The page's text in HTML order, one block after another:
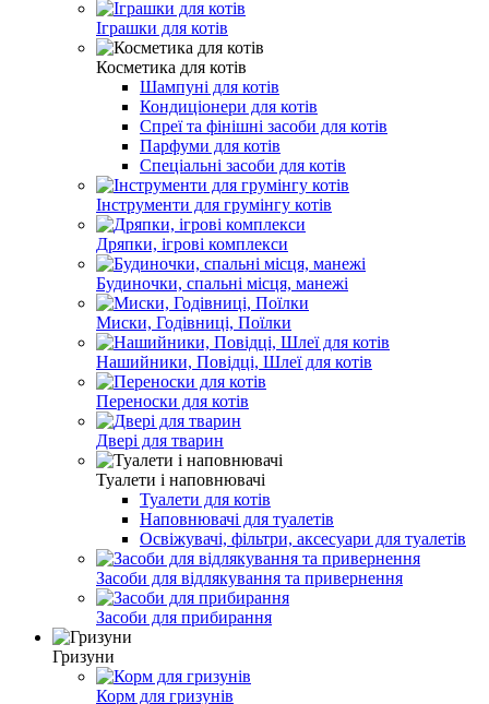
Іграшки для котів
Косметика для котів
Шампуні для котів
Кондиціонери для котів
Спреї та фінішні засоби для котів
Парфуми для котів
Спеціальні засоби для котів
Інструменти для грумінгу котів
Дряпки, ігрові комплекси
Будиночки, спальні місця, манежі
Миски, Годівниці, Поїлки
Нашийники, Повідці, Шлеї для котів
Переноски для котів
Двері для тварин
Туалети і наповнювачі
Туалети для котів
Наповнювачі для туалетів
Освіжувачі, фільтри, аксесуари для туалетів
Засоби для відлякування та привернення
Засоби для прибирання
Гризуни
Корм для гризунів